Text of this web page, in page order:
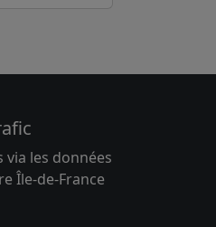
les données
Île-de-France